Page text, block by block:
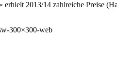
2013/14 zahlreiche Preise